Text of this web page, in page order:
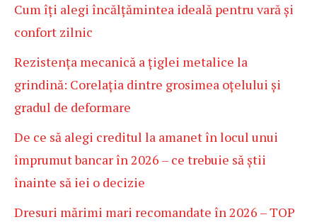
Cum îți alegi încălțămintea ideală pentru vară și
confort zilnic
Rezistența mecanică a țiglei metalice la
grindină: Corelația dintre grosimea oțelului și
gradul de deformare
De ce să alegi creditul la amanet în locul unui
împrumut bancar în 2026 – ce trebuie să știi
înainte să iei o decizie
Dresuri mărimi mari recomandate în 2026 – TOP